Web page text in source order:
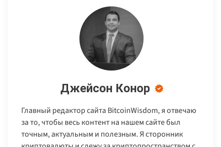
Джейсон Конор
Главный редактор сайта BitcoinWisdom, я отвечаю
за то, чтобы весь контент на нашем сайте был
точным, актуальным и полезным. Я сторонник